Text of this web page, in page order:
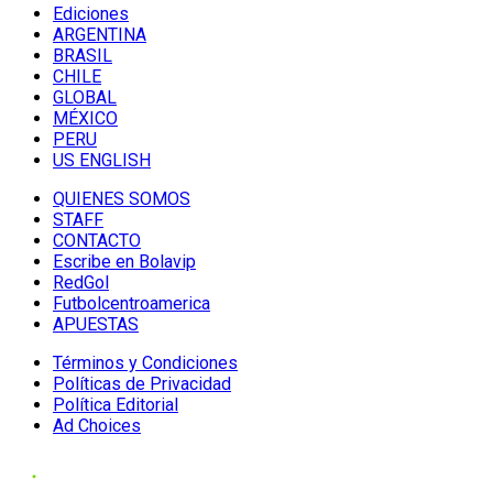
Ediciones
ARGENTINA
BRASIL
CHILE
GLOBAL
MÉXICO
PERU
US ENGLISH
QUIENES SOMOS
STAFF
CONTACTO
Escribe en Bolavip
RedGol
Futbolcentroamerica
APUESTAS
Términos y Condiciones
Políticas de Privacidad
Política Editorial
Ad Choices